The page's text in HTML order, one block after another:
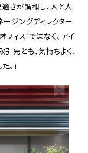
さが調和し、人と人
ジングディレクター
フィス”ではなく、アイ
先とも、気持ちよく、
。」